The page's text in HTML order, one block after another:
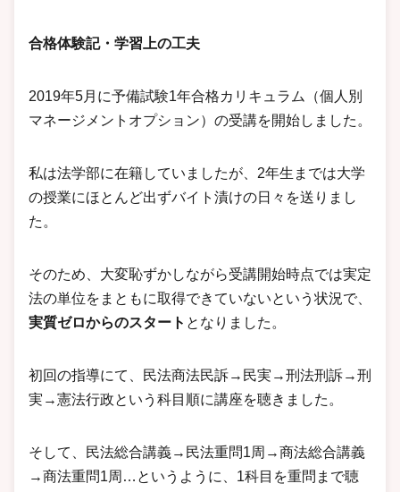
合格体験記・学習上の工夫
2019年5月に予備試験1年合格カリキュラム（個人別
マネージメントオプション）の受講を開始しました。
私は法学部に在籍していましたが、2年生までは大学
の授業にほとんど出ずバイト漬けの日々を送りまし
た。
そのため、大変恥ずかしながら受講開始時点では実定
法の単位をまともに取得できていないという状況で、
実質ゼロからのスタート となりました。
初回の指導にて、民法商法民訴→民実→刑法刑訴→刑
実→憲法行政という科目順に講座を聴きました。
そして、民法総合講義→民法重問1周→商法総合講義
→商法重問1周…というように、1科目を重問まで聴